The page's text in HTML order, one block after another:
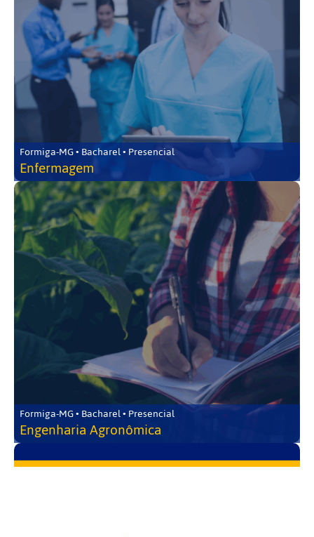
Formiga-MG • Bacharel • Presencial
Enfermagem
Formiga-MG • Bacharel • Presencial
Engenharia Agronômica